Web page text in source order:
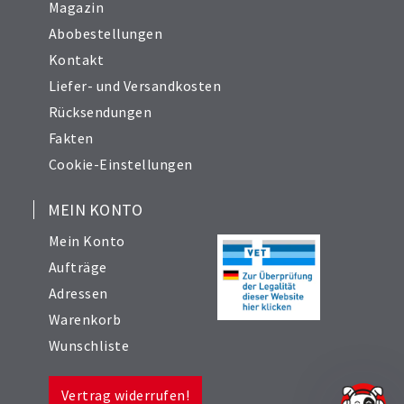
Magazin
Abobestellungen
Kontakt
Liefer- und Versandkosten
Rücksendungen
Fakten
Cookie-Einstellungen
MEIN KONTO
Mein Konto
Aufträge
Adressen
Warenkorb
Wunschliste
Vertrag widerrufen!